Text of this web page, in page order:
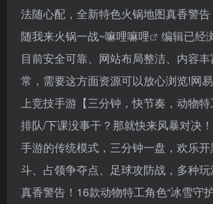
法随心配，全新特色火锅地图真香警
随我来火锅一战~嘛哩嘛哩
编辑已经
目前安全可靠、网站布局整洁、内容
常，需要这方面资源可以放心浏览!网
上竞技手游【三分钟，快节奏，动物
排队/下课没事干？那就快来风暴对决
手游的传统模式，三分钟一盘，欢乐
斗、占领争夺点、足球攻防战，多种玩
真香警告！16款动物特工角色“冰雪守